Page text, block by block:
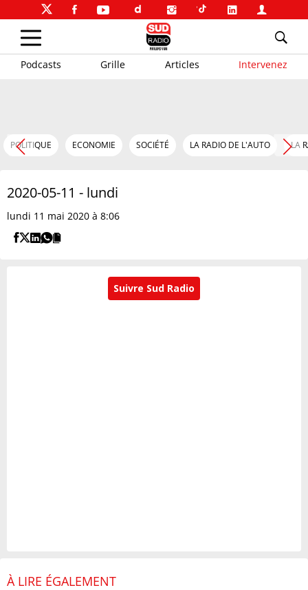
Podcasts Grille Articles Intervenez
POLITIQUE ECONOMIE SOCIÉTÉ LA RADIO DE L'AUTO LA
2020-05-11 - lundi
lundi 11 mai 2020 à 8:06
Suivre Sud Radio
À LIRE ÉGALEMENT